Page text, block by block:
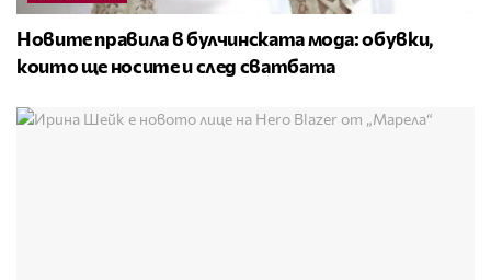
Новите правила в булчинската мода: обувки,
които ще носите и след сватбата